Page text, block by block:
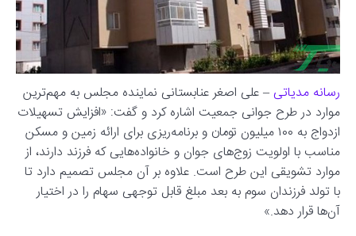
رسانه مدیاتی – علی اصغر عنابستانی نماینده مجلس به مهم‌ترین
موارد در طرح جوانی جمعیت اشاره کرد و گفت: «افزایش تسهیلات
ازدواج به ۱۰۰ میلیون تومان و برنامه‌ریزی برای ارائه زمین و مسکن
مناسب با اولویت زوج‌های جوان و خانواده‌هایی که فرزند دارند، از
موارد تشویقی این طرح است. علاوه بر آن مجلس تصمیم دارد تا
با تولد فرزندان سوم به بعد مبلغ قابل توجهی سهام را در اختیار
آن‌ها قرار دهد.»